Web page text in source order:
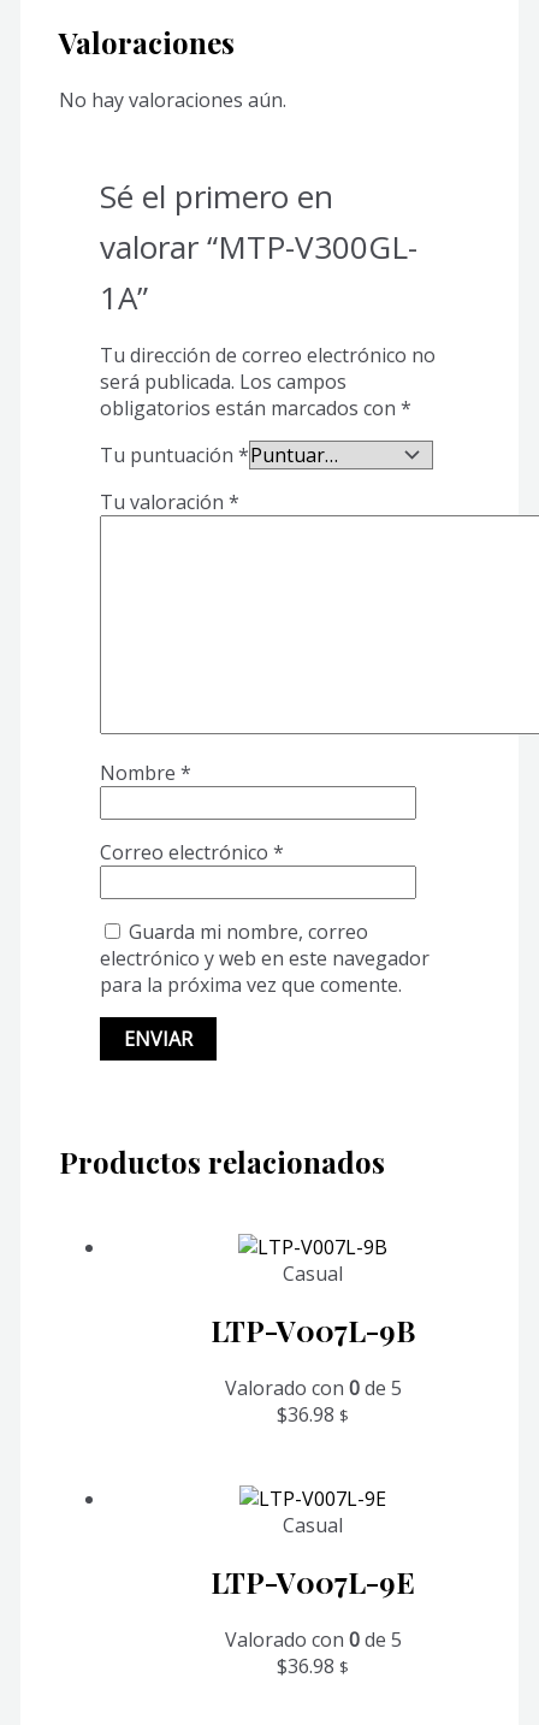
Valoraciones
No hay valoraciones aún.
Sé el primero en
valorar “MTP-V300GL-
1A”
Tu dirección de correo electrónico no
será publicada. Los campos
obligatorios están marcados con *
Tu puntuación *
Tu valoración *
Nombre *
Correo electrónico *
Guarda mi nombre, correo
electrónico y web en este navegador
para la próxima vez que comente.
Productos relacionados
Casual
LTP-V007L-9B
Valorado con 0de 5
$36.98 $
Casual
LTP-V007L-9E
Valorado con 0de 5
$36.98 $